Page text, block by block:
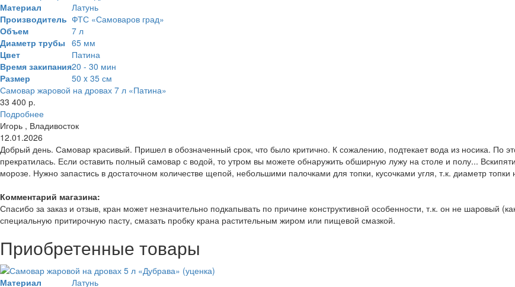
Материал
Латунь
Производитель ФТС «Самоваров град»
Объем
7 л
Диаметр трубы 65 мм
Цвет
Патина
Время закипания20 - 30 мин
Размер
50 x 35 см
Самовар жаровой на дровах 7 л «Патина»
33 400 р.
Подробнее
Игорь , Владивосток
12.01.2026
Добрый день. Самовар красивый. Пришел в обозначенный срок, что было критично. К сожалению, подтекает вода из носика. По
прекратилась. Если оставить полный самовар с водой, то утром вы можете обнаружить обширную лужу на столе и полу...
морозе. Нужно запастись в достаточном количестве щепой, небольшими палочками для топки, кусочками угля, т.к. диаметр топки
Комментарий магазина:
Спасибо за заказ и отзыв, кран может незначительно подкапывать по причине конструктивной особенности, т.к. он не шаровый
специальную притирочную пасту, смазать пробку крана растительным жиром или пищевой смазкой.
Приобретенные товары
Материал Латунь